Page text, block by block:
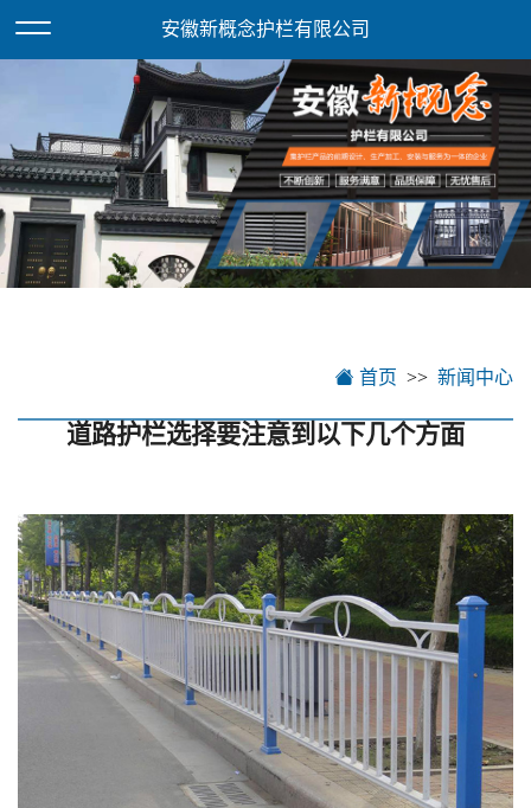
欢迎访问安徽新概念护栏有限公司网站！
安徽新概念护栏有限公司
首页 新闻中心
道路护栏选择要注意到以下几个方面